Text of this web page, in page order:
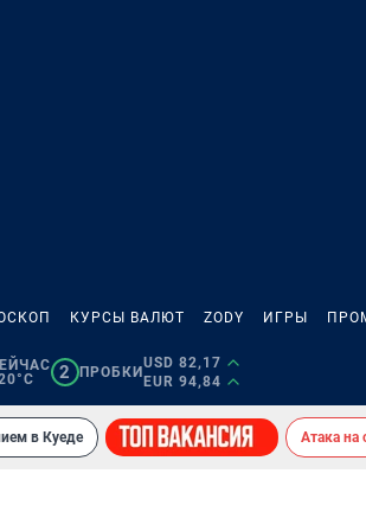
КУРСЫ ВАЛЮТ ZODY ИГРЫ
2 ПРОБКИ
USD 82,17
EUR 94,84
в Куеде Атака на